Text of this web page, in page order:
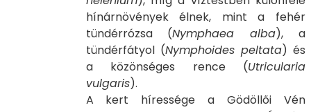
hínárnövények élnek, mint a fehér
tündérrózsa (Nymphaea alba), a
tündérfátyol (Nymphoides peltata) és
a közönséges rence (Utricularia
vulgaris).
A kert híressége a Gödöllői Vén